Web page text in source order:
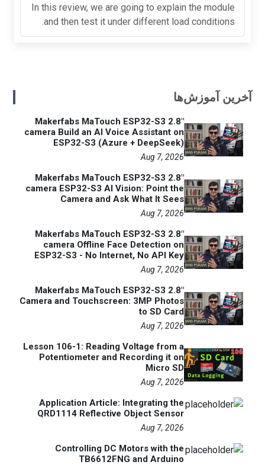
In this review, we are going to explain the module
and then test it under different load conditions.
آخرین آموزش‌ها
Makerfabs MaTouch ESP32-S3 2.8"
camera Build an AI Voice Assistant on
ESP32-S3 (Azure + DeepSeek)
Aug 7, 2026
Makerfabs MaTouch ESP32-S3 2.8"
camera ESP32-S3 AI Vision: Point the
Camera and Ask What It Sees
Aug 7, 2026
Makerfabs MaTouch ESP32-S3 2.8"
camera Offline Face Detection on
ESP32-S3 - No Internet, No API Key
Aug 7, 2026
Makerfabs MaTouch ESP32-S3 2.8"
Camera and Touchscreen: 3MP Photos
to SD Card
Aug 7, 2026
Lesson 106-1: Reading Voltage from a
Potentiometer and Recording it on
Micro SD
Aug 7, 2026
Application Article: Integrating the
QRD1114 Reflective Object Sensor
Aug 7, 2026
Controlling DC Motors with the
TB6612FNG and Arduino